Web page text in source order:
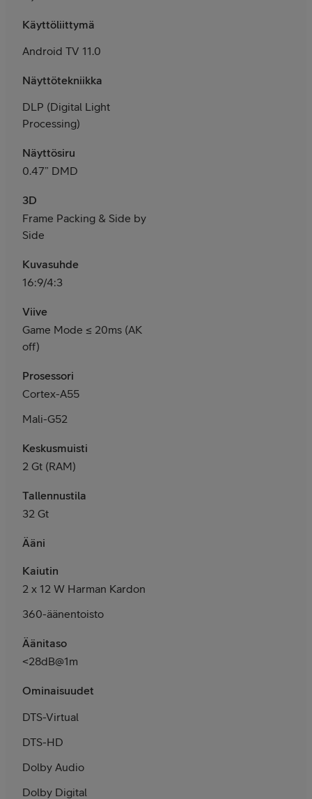
Käyttöliittymä
Android TV 11.0
Näyttötekniikka
DLP (Digital Light
Processing)
Näyttösiru
0.47” DMD
3D
Frame Packing & Side by
Side
Kuvasuhde
16:9/4:3
Viive
Game Mode ≤ 20ms (AK
off)
Prosessori
Cortex-A55
Mali-G52
Keskusmuisti
2 Gt (RAM)
Tallennustila
32 Gt
Ääni
Kaiutin
2 x 12 W Harman Kardon
360-äänentoisto
Äänitaso
<28dB@1m
Ominaisuudet
DTS-Virtual
DTS-HD
Dolby Audio
Dolby Digital